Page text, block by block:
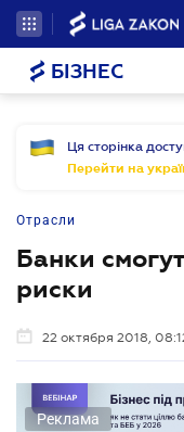
БІЗНЕС
Ця сторінка
Перейти на
Отрасли
Банки
риски
22 октября 2018,
Реклама